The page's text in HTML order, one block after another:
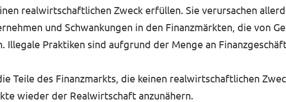
realwirtschaftlichen Zweck erfüllen. Sie verursachen
und Schwankungen in den Finanzmärkten, die von
Praktiken sind aufgrund der Menge an
Teile des Finanzmarkts, die keinen realwirtschaftlichen
wieder der Realwirtschaft anzunähern.